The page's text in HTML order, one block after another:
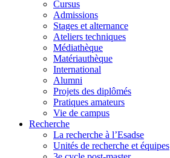
Cursus
Admissions
Stages et alternance
Ateliers techniques
Médiathèque
Matériauthèque
International
Alumni
Projets des diplômés
Pratiques amateurs
Vie de campus
Recherche
La recherche à l’Esadse
Unités de recherche et équipes